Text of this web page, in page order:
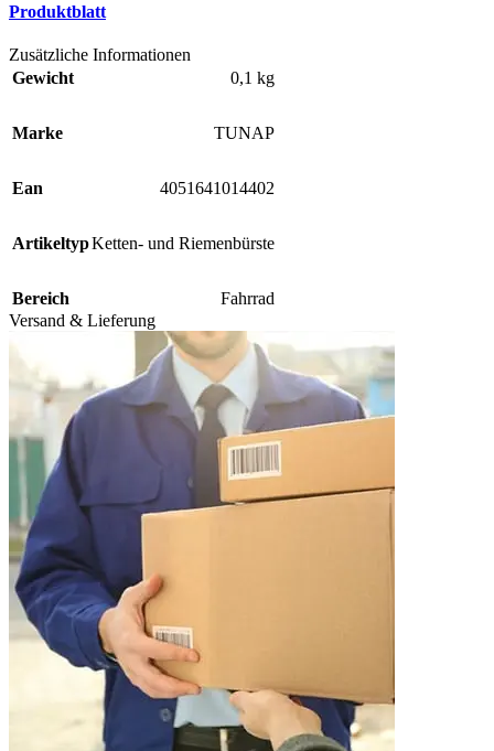
Produktblatt
Zusätzliche Informationen
Gewicht
0,1 kg
Marke TUNAP
Ean 4051641014402
ArtikeltypKetten- und Riemenbürste
Bereich
Fahrrad
Versand & Lieferung